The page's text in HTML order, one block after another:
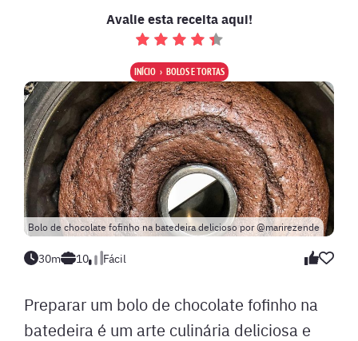
Avalie esta receita aqui!
INÍCIO BOLOS E TORTAS
Bolo de chocolate fofinho na batedeira delicioso por @marirezende
30m 10 Fácil
Preparar um bolo de chocolate fofinho na
batedeira é um arte culinária deliciosa e